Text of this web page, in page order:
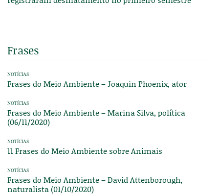
Frases
NOTÍCIAS
Frases do Meio Ambiente – Joaquin Phoenix, ator
NOTÍCIAS
Frases do Meio Ambiente – Marina Silva, política
(06/11/2020)
NOTÍCIAS
11 Frases do Meio Ambiente sobre Animais
NOTÍCIAS
Frases do Meio Ambiente – David Attenborough,
naturalista (01/10/2020)